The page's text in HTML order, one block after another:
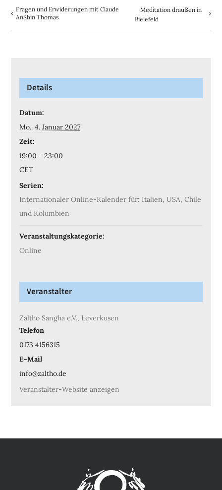
Fragen und Erwiderungen mit Claude
AnShin Thomas
Meditation draußen in
Bielefeld
Details
Datum:
Mo.. 4. Januar 2027
Zeit:
19:00 - 23:00
CET
Serien:
Internationaler Online-Kalender für: Italien, USA, Chile
und Kolumbien
Veranstaltungskategorie:
Online
Veranstalter
Zaltho Sangha e.V., Leverkusen
Telefon
0173 4156315
E-Mail
info@zaltho.de
Veranstalter-Website anzeigen